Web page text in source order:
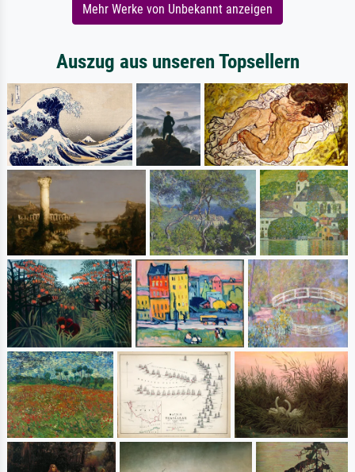
Mehr Werke von Unbekannt anzeigen
Auszug aus unseren Topsellern